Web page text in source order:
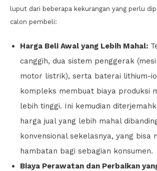
luput dari beberapa kekurangan yang perlu
calon pembeli:
Harga Beli Awal yang Lebih Mahal:
canggih, dua sistem penggerak
motor listrik), serta baterai lithium-
kompleks membuat biaya produksi
lebih tinggi. Ini kemudian
harga jual yang lebih mahal
konvensional sekelasnya, yang bisa
hambatan bagi sebagian konsumen.
Biaya Perawatan dan Perbaikan